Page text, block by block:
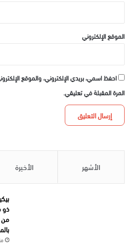
الموقع الإلكتروني
احفظ اسمي، بريدي الإلكتروني، والموقع
المرة المقبلة في تعليقي.
الأشهر الأخيرة
ذو
من